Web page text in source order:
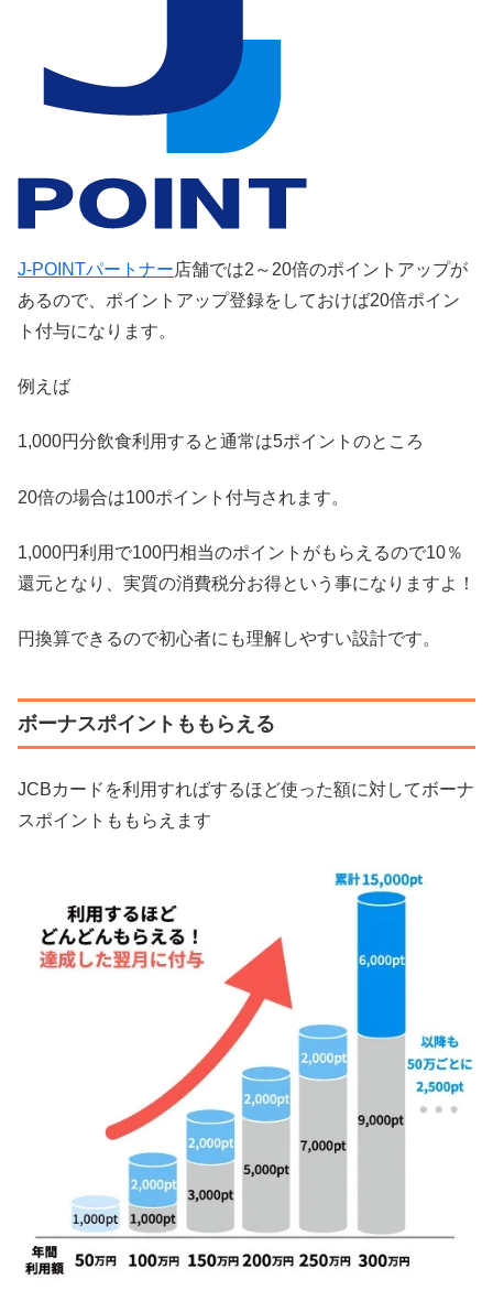
J-POINTパートナー店舗では2～20倍のポイントアップが
あるので、ポイントアップ登録をしておけば20倍ポイン
ト付与になります。
例えば
1,000円分飲食利用すると通常は5ポイントのところ
20倍の場合は100ポイント付与されます。
1,000円利用で100円相当のポイントがもらえるので10％
還元となり、実質の消費税分お得という事になりますよ！
円換算できるので初心者にも理解しやすい設計です。
ボーナスポイントももらえる
JCBカードを利用すればするほど使った額に対してボーナ
スポイントももらえます